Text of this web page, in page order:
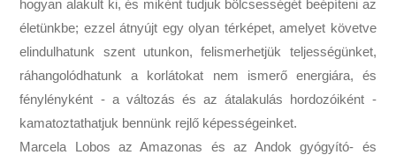
hogyan alakult ki, és miként tudjuk bölcsességét beépíteni az
életünkbe; ezzel átnyújt egy olyan térképet, amelyet követve
elindulhatunk szent utunkon, felismerhetjük teljességünket,
ráhangolódhatunk a korlátokat nem ismerő energiára, és
fénylényként - a változás és az átalakulás hordozóiként -
kamatoztathatjuk bennünk rejlő képességeinket.
Marcela Lobos az Amazonas és az Andok gyógyító- és